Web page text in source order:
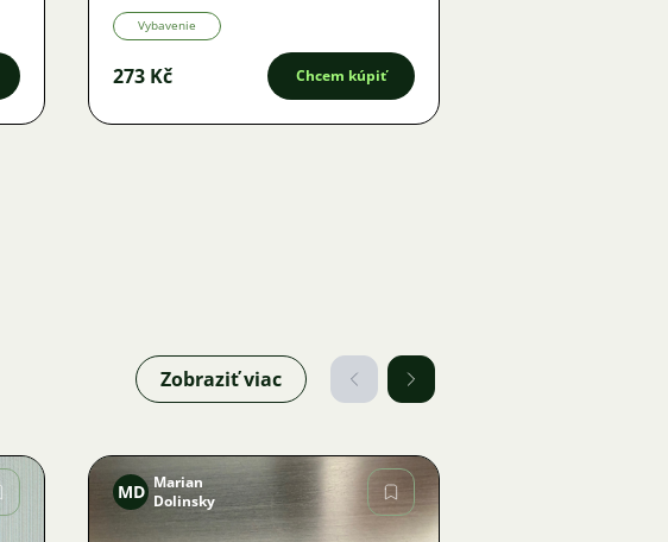
Vybavenie
273 Kč Chcem kúpiť
Zobraziť viac
MD Marian
Dolinsky